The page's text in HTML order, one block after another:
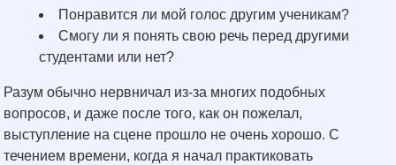
Понравится ли мой голос другим ученикам?
Смогу ли я понять свою речь перед другими
студентами или нет?
Разум обычно нервничал из-за многих подобных
вопросов, и даже после того, как он пожелал,
выступление на сцене прошло не очень хорошо. С
течением времени, когда я начал практиковать